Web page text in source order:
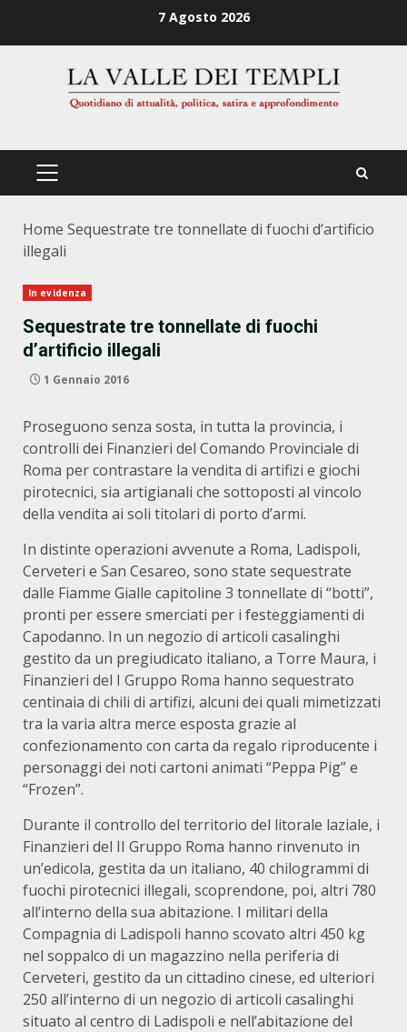
7 Agosto 2026
PRIMÄRES
Home Sequestrate tre tonnellate di fuochi d’artificio
illegali
In evidenza
Sequestrate tre tonnellate di fuochi
d’artificio illegali
1 Gennaio 2016
Proseguono senza sosta, in tutta la provincia, i
controlli dei Finanzieri del Comando Provinciale di
Roma per contrastare la vendita di artifizi e giochi
pirotecnici, sia artigianali che sottoposti al vincolo
della vendita ai soli titolari di porto d’armi.
In distinte operazioni avvenute a Roma, Ladispoli,
Cerveteri e San Cesareo, sono state sequestrate
dalle Fiamme Gialle capitoline 3 tonnellate di “botti”,
pronti per essere smerciati per i festeggiamenti di
Capodanno. In un negozio di articoli casalinghi
gestito da un pregiudicato italiano, a Torre Maura, i
Finanzieri del I Gruppo Roma hanno sequestrato
centinaia di chili di artifizi, alcuni dei quali mimetizzati
tra la varia altra merce esposta grazie al
confezionamento con carta da regalo riproducente i
personaggi dei noti cartoni animati “Peppa Pig” e
“Frozen”.
Durante il controllo del territorio del litorale laziale, i
Finanzieri del II Gruppo Roma hanno rinvenuto in
un’edicola, gestita da un italiano, 40 chilogrammi di
fuochi pirotecnici illegali, scoprendone, poi, altri 780
all’interno della sua abitazione. I militari della
Compagnia di Ladispoli hanno scovato altri 450 kg
nel soppalco di un magazzino nella periferia di
Cerveteri, gestito da un cittadino cinese, ed ulteriori
250 all’interno di un negozio di articoli casalinghi
situato al centro di Ladispoli e nell’abitazione del